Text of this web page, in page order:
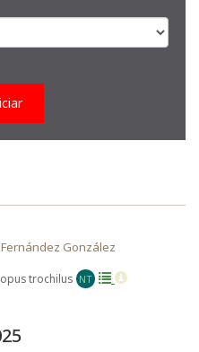
González
trochilus NT